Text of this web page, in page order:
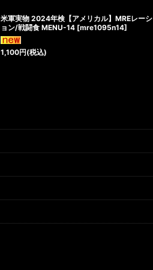
米軍実物 2024年検【アメリカル】MREレーシ
ョン/戦闘食 MENU-14 [mre1095n14]
1,100円(税込)